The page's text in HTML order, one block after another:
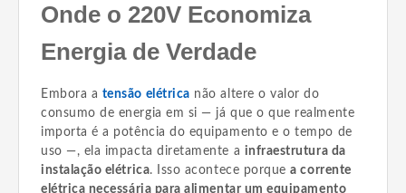
Onde o 220V Economiza
Energia de Verdade
Embora a tensão elétrica não altere o valor do
consumo de energia em si — já que o que realmente
importa é a potência do equipamento e o tempo de
uso —, ela impacta diretamente a infraestrutura da
instalação elétrica. Isso acontece porquea corrente
elétrica necessária para alimentar um equipamento